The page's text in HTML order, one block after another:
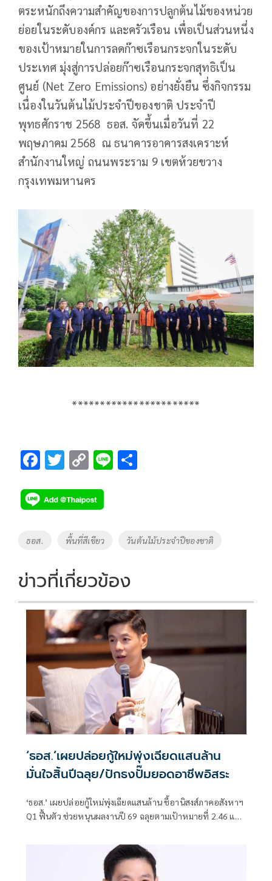
ตระหนักถึงความสำคัญของการปลูกต้นไม้ของหน่วย
ย่อยในระดับองค์กร และครัวเรือน เพื่อเป็นส่วนหนึ่ง
ของเป้าหมายในการลดก๊าซเรือนกระจกในระดับ
ประเทศ มุ่งสู่การปล่อยก๊าซเรือนกระจกสุทธิเป็น
ศูนย์ (Net Zero Emissions) อย่างยั่งยืน ซึ่งกิจกรรม
เนื่องในวันต้นไม้ประจำปีของชาติ ประจำปี
พุทธศักราช 2568 ธอส. จัดขึ้นเมื่อวันที่ 22
พฤษภาคม 2568 ณ ธนาคารอาคารสงเคราะห์
สำนักงานใหญ่ ถนนพระราม 9 เขตห้วยขวาง
กรุงเทพมหานคร
***********************
F
e
b
o
k
T
tt
er
C
p
y
Li
k
Li
Tags
ธอส. พื้นที่สีเขียว วันต้นไม้ประจำปีของชาติ
ข่าวที่เกี่ยวข้อง
‘ธอส.’เผยปล่อยกู้ใหม่พุ่งเฉียดแสนล้าน
มั่นใจสิ้นปีฉลุย/ปักธงปั๊มยอดอาชีพอิสระ
‘ธอส.’ เผยปล่อยกู้ใหม่พุ่งเฉียดแสนล้าน ชี้อานิสงส์ภาคอสังหาฯ
Q1 ฟื้นตัว ช่วยหนุนผลงานปี 69 ฉลุยตามเป้าหมายที่ 2.46 แสน
Scoring ช่วยวิเคราะห์ข้อมูล พร้อมปั้นแผนระยะยาว 5 ปี เดิน
เครื่องหนุนคนไทยมีบ้าน เตรียมออกมาตรการแก้ปัญหา